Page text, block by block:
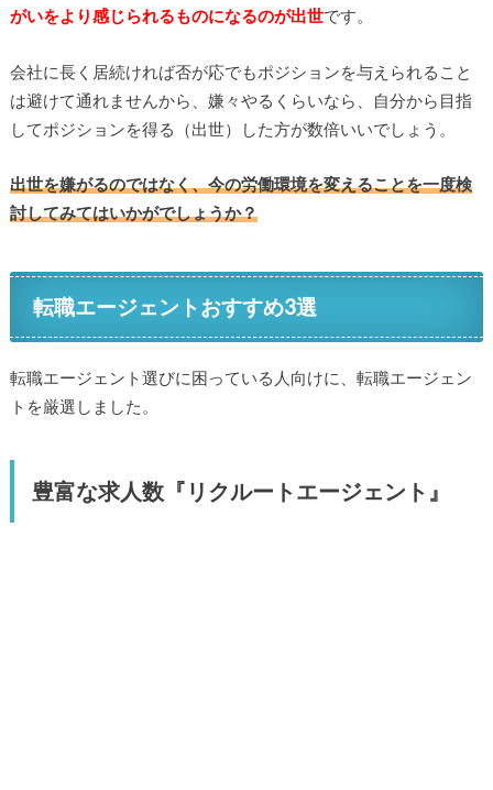
がいをより感じられるものになるのが出世です。
会社に長く居続ければ否が応でもポジションを与えられること
は避けて通れませんから、嫌々やるくらいなら、自分から目指
してポジションを得る（出世）した方が数倍いいでしょう。
出世を嫌がるのではなく、今の労働環境を変えることを一度検
討してみてはいかがでしょうか？
転職エージェントおすすめ3選
転職エージェント選びに困っている人向けに、転職エージェン
トを厳選しました。
豊富な求人数『リクルートエージェント』